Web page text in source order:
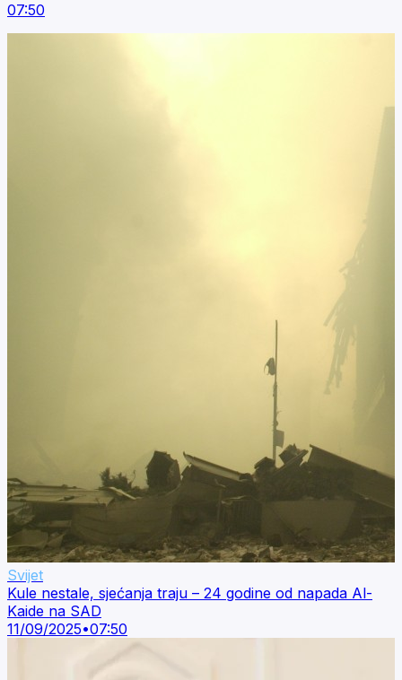
07:50
Svijet
Kule nestale, sjećanja traju – 24 godine od napada Al-
Kaide na SAD
11/09/2025•07:50